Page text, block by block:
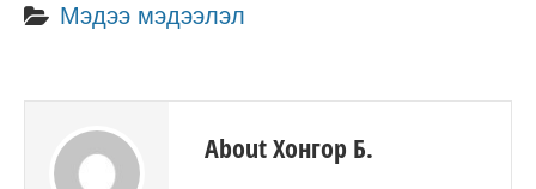
Мэдээ мэдээлэл
About Хонгор Б.